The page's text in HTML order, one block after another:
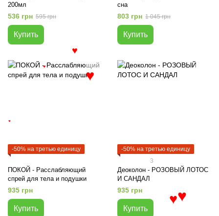
200мл
536 грн 595 грн
Купить
сна
803 грн 1 045 грн
Купить
-50% на третью единицу
ПОКОЙ - Расслабляющий
спрей для тела и подушки
935 грн
Купить
-50% на третью единицу
3
Деоколон - РОЗОВЫЙ ЛОТОС
И САНДАЛ
935 грн
Купить
♥
♥
♥
♥
♥
♥